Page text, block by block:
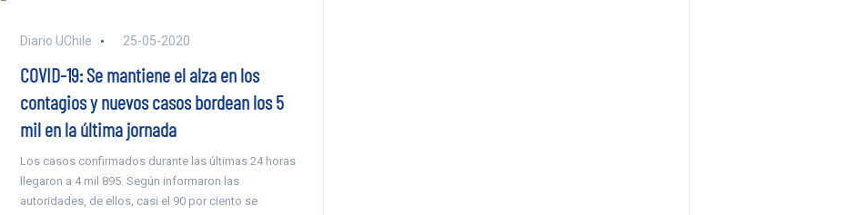
Diario UChile 25-05-2020
COVID-19: Se mantiene el alza en los
contagios y nuevos casos bordean los 5
mil en la última jornada
Los casos confirmados durante las últimas 24 horas
llegaron a 4 mil 895. Según informaron las
autoridades, de ellos, casi el 90 por ciento se